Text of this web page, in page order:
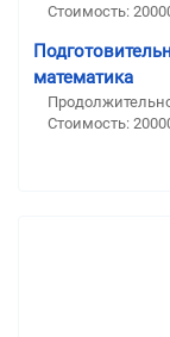
Стоимость:
математика
Стоимость: